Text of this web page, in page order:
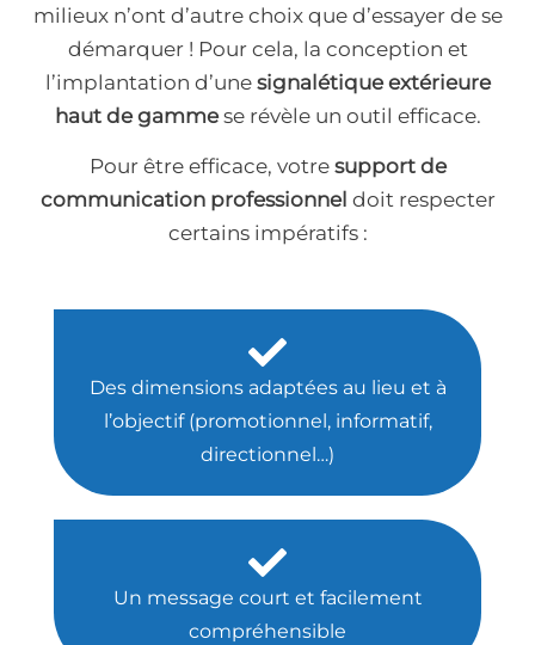
milieux n’ont d’autre choix que d’essayer de se
démarquer ! Pour cela, la conception et
l’implantation d’une signalétique extérieure
haut de gammese révèle un outil efficace.
Pour être efficace, votre support de
communication professionnel doit respecter
certains impératifs :
Des dimensions adaptées au lieu et à
l’objectif (promotionnel, informatif,
directionnel…)
Un message court et facilement
compréhensible